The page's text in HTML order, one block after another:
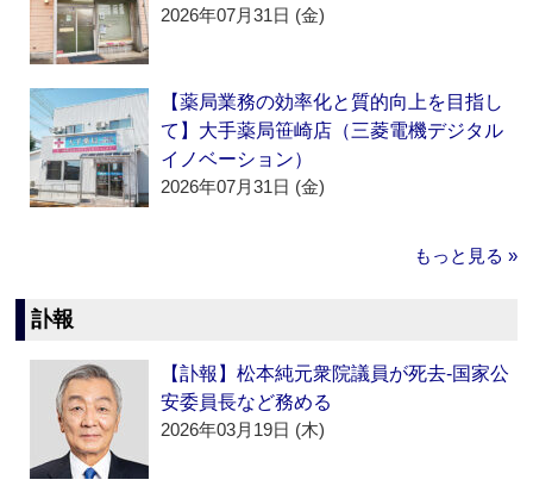
2026年07月31日 (金)
【薬局業務の効率化と質的向上を目指し
て】大手薬局笹崎店（三菱電機デジタル
イノベーション）
2026年07月31日 (金)
もっと見る »
訃報
【訃報】松本純元衆院議員が死去‐国家公
安委員長など務める
2026年03月19日 (木)